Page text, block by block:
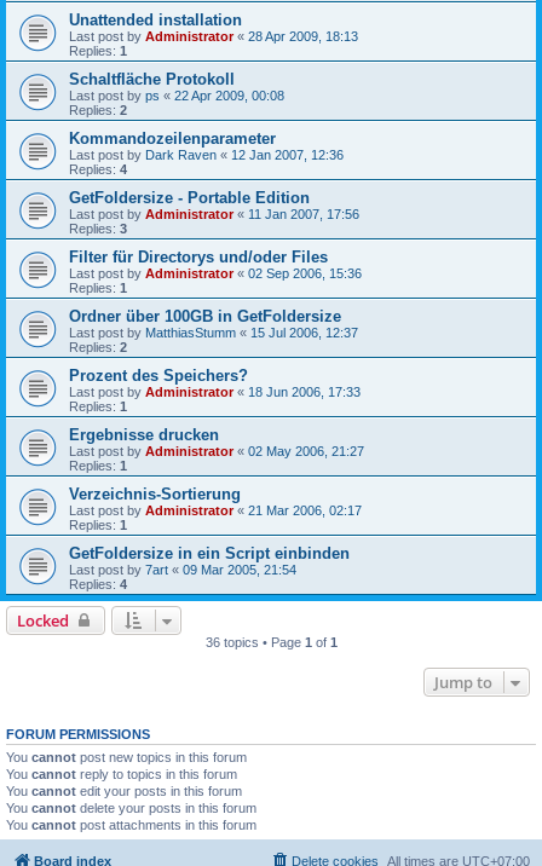
Unattended installation
Last post by Administrator« 28 Apr 2009, 18:13
Replies: 1
Schaltfläche Protokoll
Last post by ps « 22 Apr 2009, 00:08
Replies: 2
Kommandozeilenparameter
Last post by Dark Raven « 12 Jan 2007, 12:36
Replies: 4
GetFoldersize - Portable Edition
Last post by Administrator« 11 Jan 2007, 17:56
Replies: 3
Filter für Directorys und/oder Files
Last post by Administrator« 02 Sep 2006, 15:36
Replies: 1
Ordner über 100GB in GetFoldersize
Last post by MatthiasStumm « 15 Jul 2006, 12:37
Replies: 2
Prozent des Speichers?
Last post by Administrator« 18 Jun 2006, 17:33
Replies: 1
Ergebnisse drucken
Last post by Administrator« 02 May 2006, 21:27
Replies: 1
Verzeichnis-Sortierung
Last post by Administrator« 21 Mar 2006, 02:17
Replies: 1
GetFoldersize in ein Script einbinden
Last post by 7art « 09 Mar 2005, 21:54
Replies: 4
Locked
36 topics • Page 1 of 1
Jump to
FORUM PERMISSIONS
You cannot post new topics in this forum
You cannot reply to topics in this forum
You cannot edit your posts in this forum
You cannot delete your posts in this forum
You cannot post attachments in this forum
Board index All times are UTC+07:00
Delete cookies